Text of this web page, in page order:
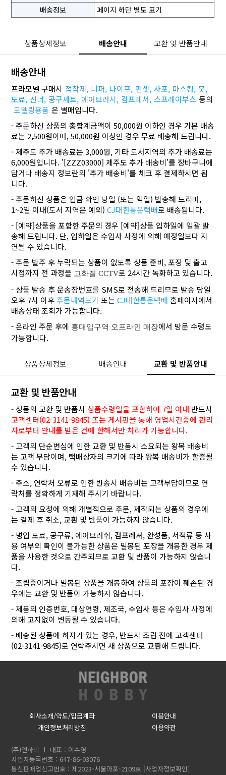
배송정보
페이지 하단 별도 표기
상품상세정보 배송안내 교환 및 반품안내
배송안내
프라모델 구매시 접착제, 니퍼, 나이프, 핀셋, 사포, 마스킹, 붓,
도료, 신너, 공구세트, 에어브러시, 컴프레서, 스프레이부스 등의
모델링용품 은 별매입니다.
- 주문하신 상품의 총합계금액이 50,000원 이하인 경우 기본 배송
료는 2,500원이며, 50,000원 이상인 경우 무료 배송해 드립니다.
- 제주도 추가 배송료는 3,000원, 기타 도서지역의 추가 배송료는
6,000원입니다. '[ZZZ03000] 제주도 추가 배송비'를 장바구니에
담거나 배송지 정보란의 '추가 배송비'를 체크 후 결제하시면 됩
니다.
- 주문하신 상품은 입금 확인 당일 (또는 익일) 발송해 드리며,
1~2일 이내(도서 지역은 예외)CJ대한통운택배로 배송됩니다.
- [예약]상품을 포함한 주문의 경우 [예약]상품 입하일에 일괄 발
송해 드립니다. 단, 입하일은 수입사 사정에 의해 예정일보다 지
연될 수 있습니다.
- 주문 발주 후 누락되는 상품이 없도록 상품 준비, 포장 및 출고
시점까지 전 과정을 고화질 CCTV로 24시간 녹화하고 있습니다.
- 상품 발송 후 운송장번호를 SMS로 전송해 드리므로 발송 당일
오후 7시 이후주문내역보기 또는CJ대한통운택배 홈페이지에서
배송상태 조회가 가능합니다.
- 온라인 주문 후에 홍대입구역 오프라인 매장에서 방문 수령도
가능합니다.
상품상세정보 배송안내 교환 및 반품안내
교환 및 반품안내
- 상품의 교환 및 반품시 상품수령일을 포함하여 7일 이내 반드시
고객센터(02-3141-9845) 또는 게시판을 통해 영업시간중에 관리
자로부터 안내를 받은 건에 한해서만 처리가 가능합니다.
- 고객의 단순변심에 인한 교환 및 반품시 소요되는 왕복 배송비
는 고객 부담이며, 택배상자의 크기에 따라 왕복 배송비가 할증될
수 있습니다.
- 주소, 연락처 오류로 인한 반송시 배송비는 고객부담이므로 연
락처를 정확하게 기재해 주시기 바랍니다.
- 고객의 요청에 의해 개별적으로 주문, 제작되는 상품의 경우에
는 결제 후 취소, 교환 및 반품이 가능하지 않습니다.
- 병입 도료, 공구류, 에어브러쉬, 컴프레셔, 완성품, 서적류 등 사
용 여부의 확인이 불가능한 상품은 밀봉된 포장을 개봉한 경우 제
품을 사용한 것으로 간주되므로 교환 및 반품이 가능하지 않습니
다.
- 조립중이거나 밀봉된 상품을 개봉하여 상품의 포장이 훼손된 경
우에는 교환 및 반품이 가능하지 않습니다.
- 제품의 인증번호, 대상연령, 제조국, 수입사 등은 수입사 사정에
의해 고지없이 변동될 수 있습니다.
- 배송된 상품에 하자가 있는 경우, 반드시 조립 전에 고객센터
(02-3141-9845)로 연락주시면 새 상품으로 교환해 드립니다.
회사소개/약도/입금계좌
이용안내
개인정보처리방침
이용약관
(주)엔하비
대표 : 이수영
사업자등록번호 : 647-86-03076
통신판매업신고번호 : 제2023-서울마포-2109호 [사업자정보확인]